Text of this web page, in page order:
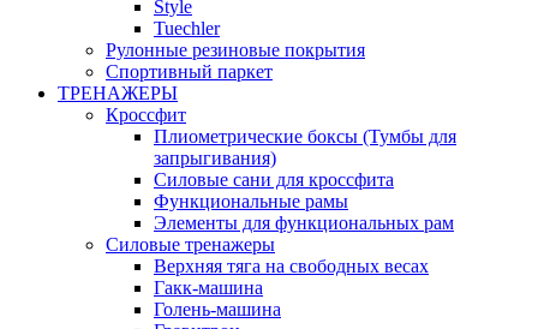
Style
Tuechler
Рулонные резиновые покрытия
Спортивный паркет
ТРЕНАЖЕРЫ
Кроссфит
Плиометрические боксы (Тумбы для
запрыгивания)
Силовые сани для кроссфита
Функциональные рамы
Элементы для функциональных рам
Силовые тренажеры
Верхняя тяга на свободных весах
Гакк-машина
Голень-машина